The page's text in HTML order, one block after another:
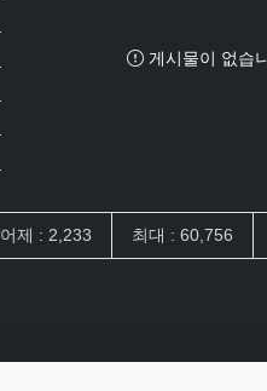
게시물이 없습
어제 : 2,233 최대 : 60,756